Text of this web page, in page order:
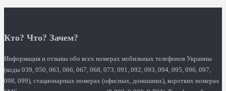
Кто? Что? Зачем?
Информация и отзывы обо всех номерах мобильных телефонов Украины
(коды 039, 050, 063, 066, 067, 068, 073, 091, 092, 093, 094, 095, 096, 097,
098, 099), стационарных номерах (офисных, домашних), коротких номерах